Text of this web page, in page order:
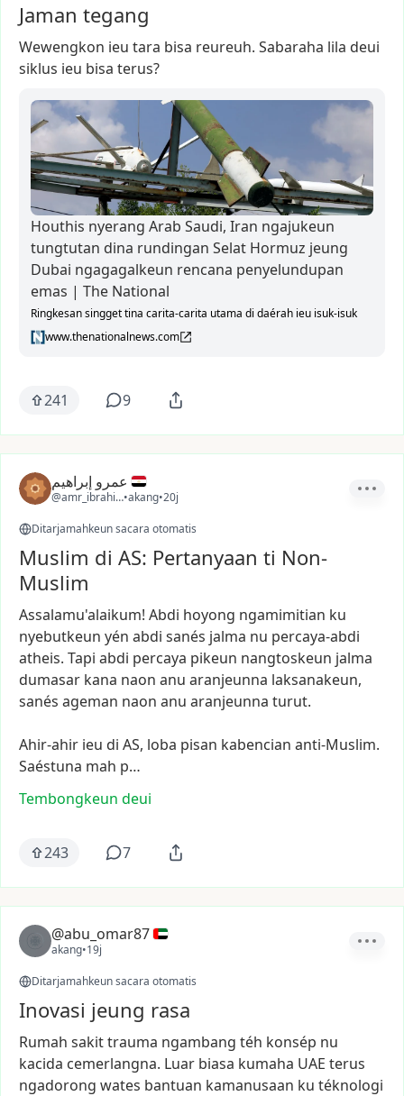
Jaman tegang
Wewengkon ieu tara bisa reureuh. Sabaraha lila deui
siklus ieu bisa terus?
Houthis nyerang Arab Saudi, Iran ngajukeun
tungtutan dina rundingan Selat Hormuz jeung
Dubai ngagagalkeun rencana penyelundupan
emas | The National
Ringkesan singget tina carita-carita utama di daérah ieu isuk-isuk
www.thenationalnews.com
241 9
عمرو إبراهيم
@amr_ibrahim1
•akang•20j
Ditarjamahkeun sacara otomatis
Muslim di AS: Pertanyaan ti Non-
Muslim
Assalamu'alaikum! Abdi hoyong ngamimitian ku
nyebutkeun yén abdi sanés jalma nu percaya-abdi
atheis. Tapi abdi percaya pikeun nangtoskeun jalma
dumasar kana naon anu aranjeunna laksanakeun,
sanés ageman naon anu aranjeunna turut.
Ahir-ahir ieu di AS, loba pisan kabencian anti-Muslim.
Saéstuna mah p…
Tembongkeun deui
243 7
@abu_omar87
akang•19j
Ditarjamahkeun sacara otomatis
Inovasi jeung rasa
Rumah sakittrauma ngambang téh konsép nu
kacida cemerlangna. Luar biasa kumaha UAE terus
ngadorong wates bantuan kamanusaan ku téknologi